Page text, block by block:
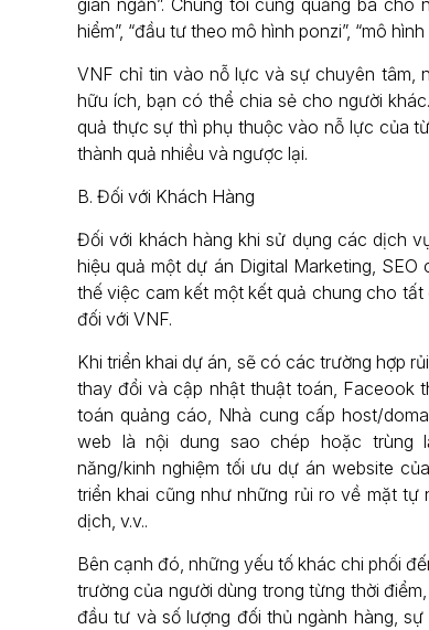
gian ngắn”. Chúng tôi cũng quảng bá
hiểm”, “đầu tư theo mô hình ponzi”, “mô
VNF chỉ tin vào nỗ lực và sự chuyên tâm,
hữu ích, bạn có thể chia sẻ cho người
quả thực sự thì phụ thuộc vào nỗ lực của
thành quả nhiều và ngược lại.
B. Đối với Khách Hàng
Đối với khách hàng khi sử dụng các dịch
hiệu quả một dự án Digital Marketing,
thế việc cam kết một kết quả chung cho
đối với VNF.
Khi triển khai dự án, sẽ có các trường hợp
thay đổi và cập nhật thuật toán, Faceook
toán quảng cáo, Nhà cung cấp host/
web là nội dung sao chép hoặc trùng
năng/kinh nghiệm tối ưu dự án website
triển khai cũng như những rủi ro về mặt tự
dịch, v.v..
Bên cạnh đó, những yếu tố khác chi phối
trường của người dùng trong từng thời
đầu tư và số lượng đối thủ ngành hàng,